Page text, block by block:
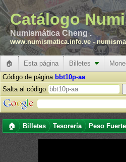
Catálogo
Numismática Cheng .
www.numismatica.info.ve -
🏠 Esta página Billetes
Código de página bbt10p-aa
Salta al código
🏠 Billetes Tesorería Peso Fuerte